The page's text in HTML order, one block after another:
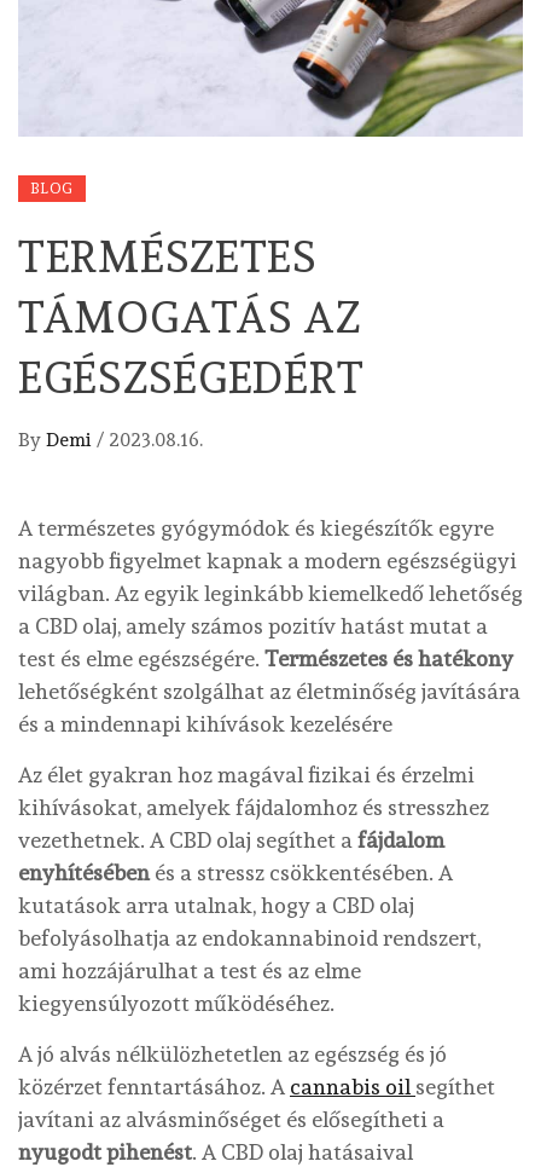
BLOG
TERMÉSZETES
TÁMOGATÁS AZ
EGÉSZSÉGEDÉRT
By Demi / 2023.08.16.
A természetes gyógymódok és kiegészítők egyre
nagyobb figyelmet kapnak a modern egészségügyi
világban. Az egyik leginkább kiemelkedő lehetőség
a CBD olaj, amely számos pozitív hatást mutat a
test és elme egészségére. Természetes és hatékony
lehetőségként szolgálhat az életminőség javítására
és a mindennapi kihívások kezelésére
Az élet gyakran hoz magával fizikai és érzelmi
kihívásokat, amelyek fájdalomhoz és stresszhez
vezethetnek. A CBD olaj segíthet afájdalom
enyhítésébenés a stressz csökkentésében. A
kutatások arra utalnak, hogy a CBD olaj
befolyásolhatja az endokannabinoid rendszert,
ami hozzájárulhat a test és az elme
kiegyensúlyozott működéséhez.
A jó alvás nélkülözhetetlen az egészség és jó
közérzet fenntartásához. A cannabis oil segíthet
javítani az alvásminőséget és elősegítheti a
nyugodt pihenést. A CBD olaj hatásaival